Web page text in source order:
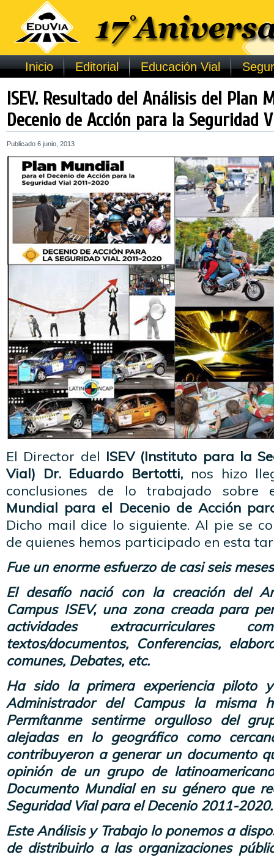
Inicio Editorial Educación Vial
ISEV. Resultado del Análisis del Plan
Decenio de Acción para la Seguridad
Publicado 6 junio, 2013
El Director del ISEV (Instituto para la
Vial) Dr. Eduardo Bertotti, nos hizo
conclusiones de lo trabajado sobre
Mundial para el Decenio de Acción
Dicho mail dice lo siguiente. Al pie se
de quienes hemos participado en esta
Fue un enorme esfuerzo de casi seis
El desafío nació con la creación del
Campus ISEV, una zona creada para
actividades extracurriculares
textos/documentos, Conferencias,
comunes, Debates, etc.
Ha sido la primera experiencia piloto
Administrador del Campus la misma
Permítanme sentirme orgulloso del
alejadas en lo geográfico como
contribuyeron a generar un documento
opinión de un grupo de
Documento Mundial en su género que
Seguridad Vial para el Decenio 2011-2020.
Este Análisis y Trabajo lo ponemos a
de distribuirlo a las organizaciones